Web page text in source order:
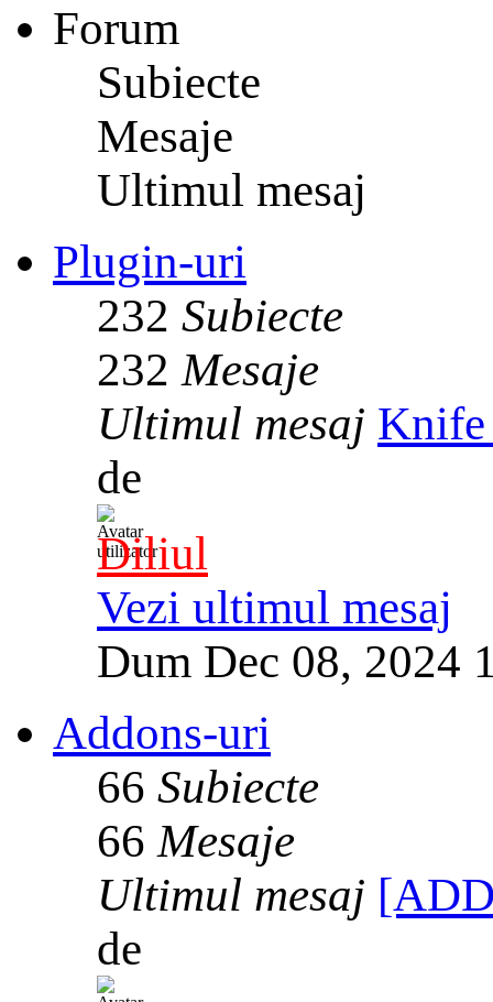
Forum
Subiecte
Mesaje
Ultimul mesaj
Plugin-uri
232 Subiecte
232 Mesaje
Ultimul mesaj
de
Diliul
Vezi ultimul mesaj
Dum Dec 08, 2024
Addons-uri
66 Subiecte
66 Mesaje
Ultimul mesaj
de